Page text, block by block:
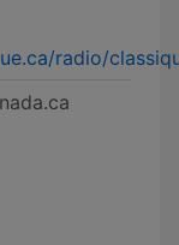
radio/